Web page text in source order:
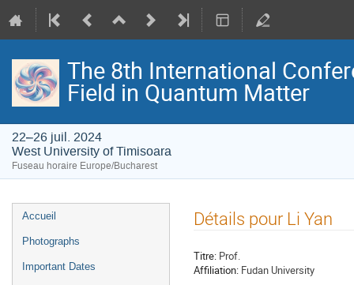
The 8th International
Field in Quantum Matter
22–26 juil. 2024
West University of Timisoara
Fuseau horaire Europe/Bucharest
Menu
de
Accueil
Photographs
Important Dates
Détails pour Li Yan
Titre: Prof.
Affiliation: Fudan University